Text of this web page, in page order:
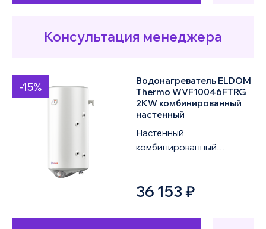
Консультация менеджера
-15%
Водонагреватель ELDOM
Thermo WVF10046FTRG
2KW комбинированный
настенный
Настенный
комбинированный
2KW объемом 100 литров
36 153 ₽